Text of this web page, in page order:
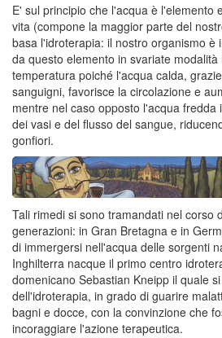
E' sul principio che l'acqua è l'elemento
vita (compone la maggior parte del
basa l'idroterapia: il nostro organismo è
da questo elemento in svariate
temperatura poiché l'acqua calda,
sanguigni, favorisce la circolazione e
mentre nel caso opposto l'acqua fredda
dei vasi e del flusso del sangue,
gonfiori.
Tali rimedi si sono tramandati nel corso
generazioni: in Gran Bretagna e in
di immergersi nell'acqua delle sorgenti
Inghilterra nacque il primo centro
domenicano Sebastian Kneipp il quale
dell'idroterapia, in grado di guarire
bagni e docce, con la convinzione che
incoraggiare l'azione terapeutica.